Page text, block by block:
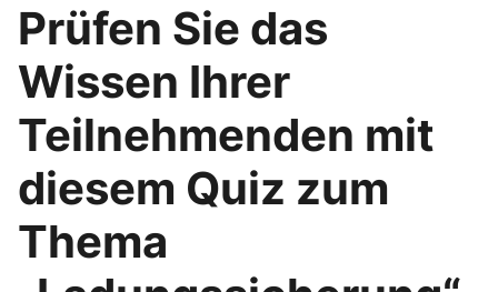
Prüfen Sie das
Wissen Ihrer
Teilnehmenden mit
diesem Quiz zum
Thema